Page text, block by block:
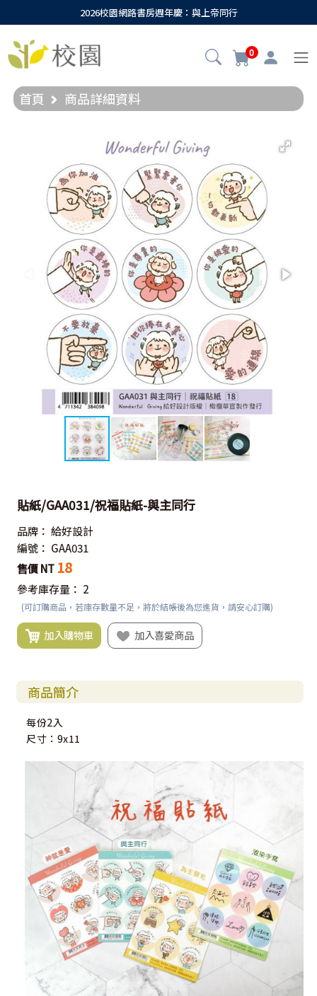
2026校園網路書房週年慶：與上帝同行
0
首頁 商品詳細資料
貼紙/GAA031/祝福貼紙-與主同行
品牌： 給好設計
編號： GAA031
售價 NT 18
參考庫存量： 2
(可訂購商品，若庫存數量不足，將於結帳後為您進貨，請安心訂購)
加入購物車 加入喜愛商品
商品簡介
每份2入
尺寸：9x11